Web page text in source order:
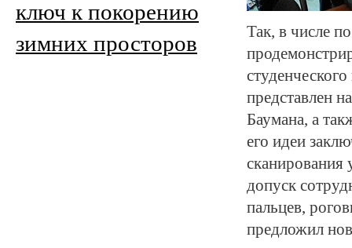
Так, в числе
представлен
Баумана, а
его идеи
допуск
пальцев,
предложил
ключ к покорению
зимних просторов